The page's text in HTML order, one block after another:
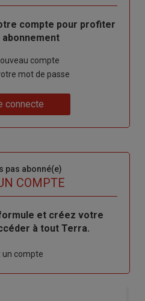
compte pour profiter
compte
mot de passe
connecte
pas abonné(e)
COMPTE
et créez votre
à tout Terra.
un compte